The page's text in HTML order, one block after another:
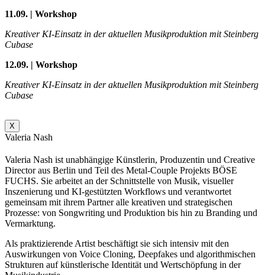
11.09. | Workshop
Kreativer KI-Einsatz in der aktuellen Musikproduktion mit Steinberg
Cubase
12.09. | Workshop
Kreativer KI-Einsatz in der aktuellen Musikproduktion mit Steinberg
Cubase
X
Valeria Nash
Valeria Nash ist unabhängige Künstlerin, Produzentin und Creative
Director aus Berlin und Teil des Metal-Couple Projekts BÖSE
FUCHS. Sie arbeitet an der Schnittstelle von Musik, visueller
Inszenierung und KI-gestützten Workflows und verantwortet
gemeinsam mit ihrem Partner alle kreativen und strategischen
Prozesse: von Songwriting und Produktion bis hin zu Branding und
Vermarktung.
Als praktizierende Artist beschäftigt sie sich intensiv mit den
Auswirkungen von Voice Cloning, Deepfakes und algorithmischen
Strukturen auf künstlerische Identität und Wertschöpfung in der